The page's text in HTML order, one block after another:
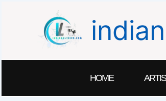
HOME